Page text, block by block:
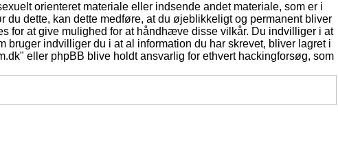
orienteret materiale eller indsende andet materiale, som er i
dette, kan dette medføre, at du øjeblikkeligt og permanent bliver
for at give mulighed for at håndhæve disse vilkår. Du indvilliger i at
indvilliger du i at al information du har skrevet, bliver lagret i
eller phpBB blive holdt ansvarlig for ethvert hackingforsøg, som